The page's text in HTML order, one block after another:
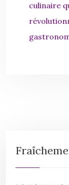
culinaire